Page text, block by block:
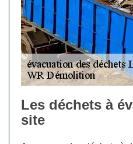
Les déchets à
site